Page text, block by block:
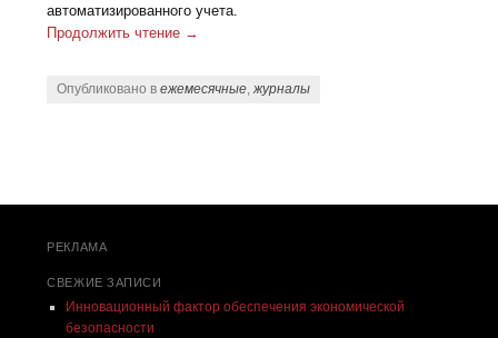
автоматизированного учета.
Продолжить чтение →
Опубликовано вежемесячные,журналы
РЕКЛАМА
СВЕЖИЕ ЗАПИСИ
Инновационный фактор обеспечения экономической
безопасности